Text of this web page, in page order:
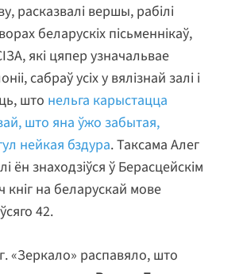
расказвалі вершы, рабілі
беларускіх пісьменнікаў,
які цяпер узначальвае
сабраў усіх у вялізнай залі і
што нельга карыстацца
што яна ўжо забытая,
нейкая бздура. Таксама Алег
ён знаходзіўся ў Берасцейскім
кніг на беларускай мове
42.
«Зеркало» распавяло, што